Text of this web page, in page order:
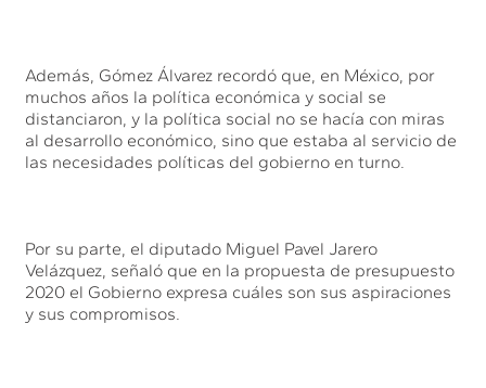
Además, Gómez Álvarez recordó que, en México, por
muchos años la política económica y social se
distanciaron, y la política social no se hacía con miras
al desarrollo económico, sino que estaba al servicio de
las necesidades políticas del gobierno en turno.
Por su parte, el diputado Miguel Pavel Jarero
Velázquez, señaló que en la propuesta de presupuesto
2020 el Gobierno expresa cuáles son sus aspiraciones
y sus compromisos.